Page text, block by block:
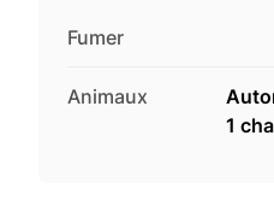
Fumer
Animaux
1